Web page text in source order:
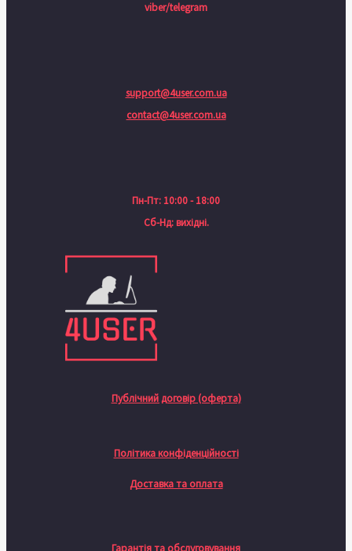
viber/telegram
support@4user.com.ua
contact@4user.com.ua
Пн-Пт: 10:00 - 18:00
Сб-Нд: вихідні.
Публічний договір (оферта)
Політика конфіденційності
Доставка та оплата